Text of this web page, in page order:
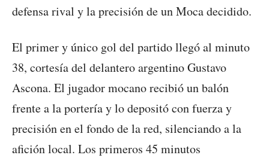
defensa rival y la precisión de un Moca decidido.
El primer y único gol del partido llegó al minuto
38, cortesía del delantero argentino Gustavo
Ascona. El jugador mocano recibió un balón
frente a la portería y lo depositó con fuerza y
precisión en el fondo de la red, silenciando a la
afición local. Los primeros 45 minutos